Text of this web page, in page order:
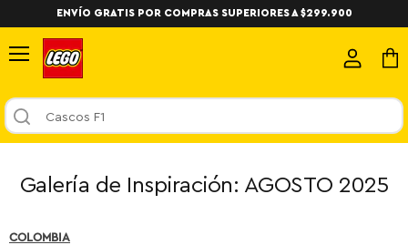
ENVÍO GRATIS POR COMPRAS SUPERIORES A $299.900
Menú
Cascos F1
Galería de Inspiración: AGOSTO 2025
COLOMBIA